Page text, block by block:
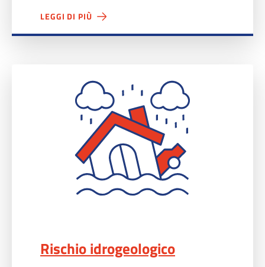
LEGGI DI PIÙ
Rischio idrogeologico